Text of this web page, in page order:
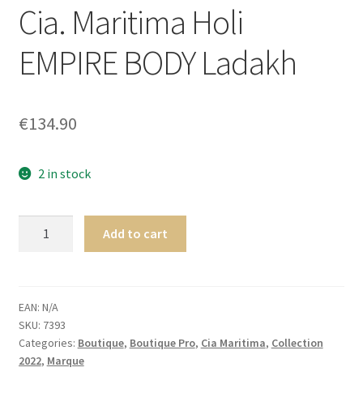
Femme
Homme
Maillot de bain Femme
Cia. Maritima Holi
EMPIRE BODY Ladakh
€134.90
2 in stock
BODY
Ladakh
quantity
Add to cart
EAN: N/A
SKU: 7393
Categories: Boutique, Boutique Pro, Cia Maritima, Collection
2022, Marque